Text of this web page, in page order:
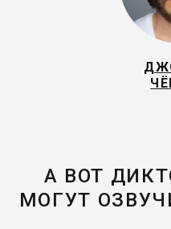
А ВОТ
МОГУТ